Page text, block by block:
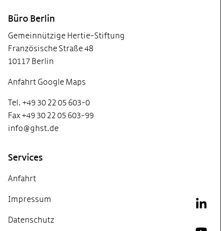
Büro Berlin
Gemeinnützige Hertie-Stiftung
Französische Straße 48
10117 Berlin
Anfahrt Google Maps
Tel. +49 30 22 05 603-0
Fax +49 30 22 05 603-99
info@ghst.de
Services
Anfahrt
Impressum
Datenschutz